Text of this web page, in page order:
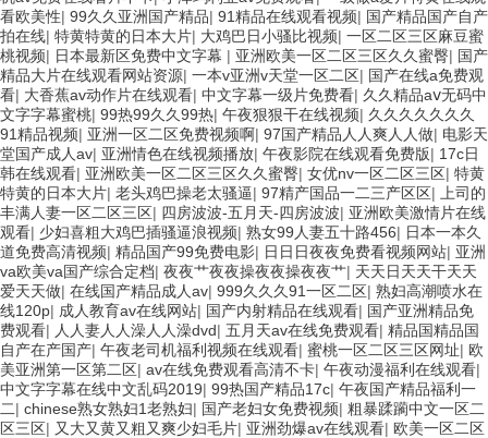
看欧美性| 99久久亚洲国产精品| 91精品在线观看视频| 国产精品国产自产
拍在线| 特黄特黄的日本大片| 大鸡巴日小骚比视频| 一区二区三区麻豆蜜
桃视频| 日本最新区免费中文字幕 | 亚洲欧美一区二区三区久久蜜臀| 国产
精品大片在线观看网站资源| 一本v亚洲v天堂一区二区| 国产在线a免费观
看| 大香蕉av动作片在线观看| 中文字幕一级片免费看| 久久精品aⅴ无码中
文字字幕蜜桃| 99热99久久99热| 午夜狠狠干在线视频| 久久久久久久久
91精品视频| 亚洲一区二区免费视频啊| 97国产精品人人爽人人做| 电影天
堂国产成人av| 亚洲情色在线视频播放| 午夜影院在线观看免费版| 17c日
韩在线观看| 亚洲欧美一区二区三区久久蜜臀| 女优nv一区二区三区| 特黄
特黄的日本大片| 老头鸡巴操老太骚逼| 97精产国品一二三产区区|
上司的
丰满人妻一区二区三区| 四房波波-五月天-四房波波| 亚洲欧美激情片在线
观看| 少妇喜粗大鸡巴插骚逼浪视频| 熟女99人妻五十路456| 日本一本久
道免费高清视频| 精品国产99免费电影| 日日日夜夜免费看视频网站| 亚洲
va欧美va国产综合定档| 夜夜艹夜夜操夜夜操夜夜艹| 天天日天天干天天
爱天天做| 在线国产精品成人av| 999久久久91一区二区| 熟妇高潮喷水在
线120p| 成人教育av在线网站| 国产内射精品在线观看| 国产亚洲精品免
费观看| 人人妻人人澡人人澡dvd| 五月天av在线免费观看| 精品国精品国
自产在产国产| 午夜老司机福利视频在线观看| 蜜桃一区二区三区网址| 欧
美亚洲第一区第二区| av在线免费观看高清不卡| 午夜动漫福利在线观看|
中文字字幕在线中文乱码2019| 99热国产精品17c| 午夜国产精品福利一
二| chinese熟女熟妇1老熟妇| 国产老妇女免费视频| 粗暴蹂躏中文一区二
区三区| 又大又黄又粗又爽少妇毛片| 亚洲劲爆av在线观看| 欧美一区二区